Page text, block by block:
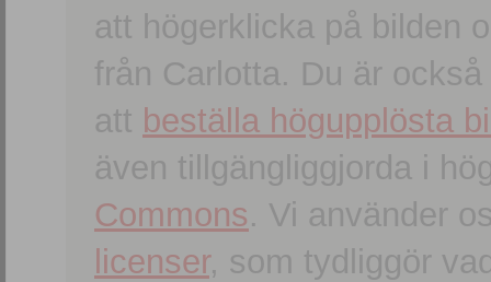
att högerklicka på bilden
från Carlotta. Du är
att beställa högupplösta
även tillgängliggjorda i
Commons. Vi använder
licenser, som tydliggör